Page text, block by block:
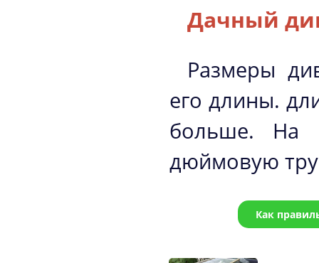
Дачный
Размеры
его длины.
больше. На
дюймовую
Как